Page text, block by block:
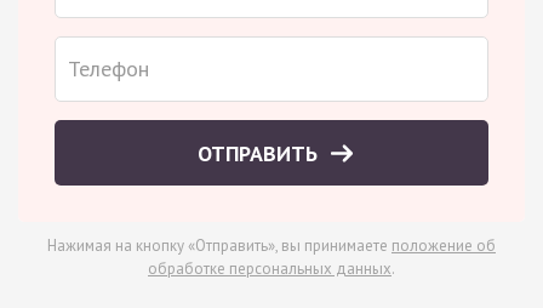
ОТПРАВИТЬ
Нажимая на кнопку «Отправить», вы принимаете положение об
обработке персональных данных.